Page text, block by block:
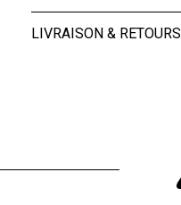
LIVRAISON & RETOURS